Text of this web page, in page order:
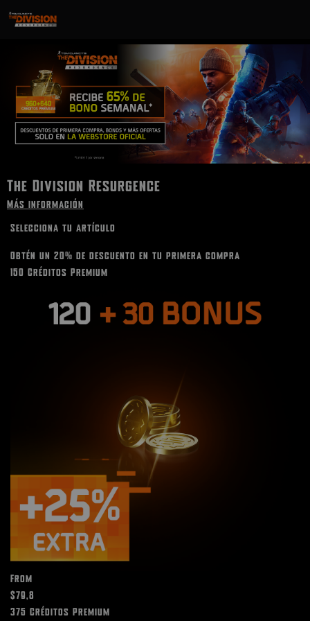
The Division Resurgence
Más información
Selecciona tu artículo
Obtén un 20% de descuento en tu primera compra
150 Créditos Premium
From
$79,8
375 Créditos Premium